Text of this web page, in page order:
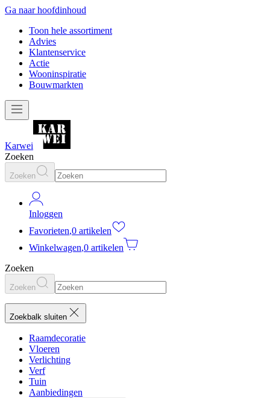
Ga naar hoofdinhoud
Toon hele assortiment
Advies
Klantenservice
Actie
Wooninspiratie
Bouwmarkten
Karwei
Zoeken
Zoeken
Inloggen
Favorieten,0 artikelen
Winkelwagen,0 artikelen
Zoeken
Zoeken
Zoekbalk sluiten
Raamdecoratie
Vloeren
Verlichting
Verf
Tuin
Aanbiedingen